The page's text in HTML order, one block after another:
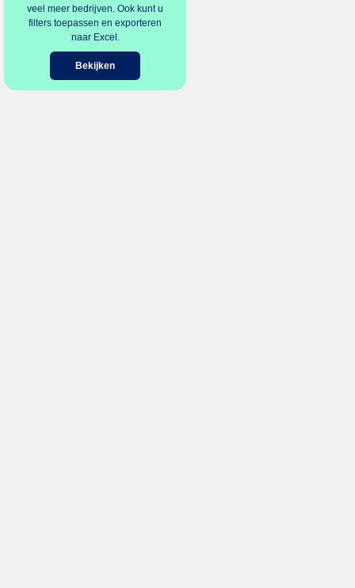
veel meer bedrijven. Ook kunt u
filters toepassen en exporteren
naar Excel.
Bekijken